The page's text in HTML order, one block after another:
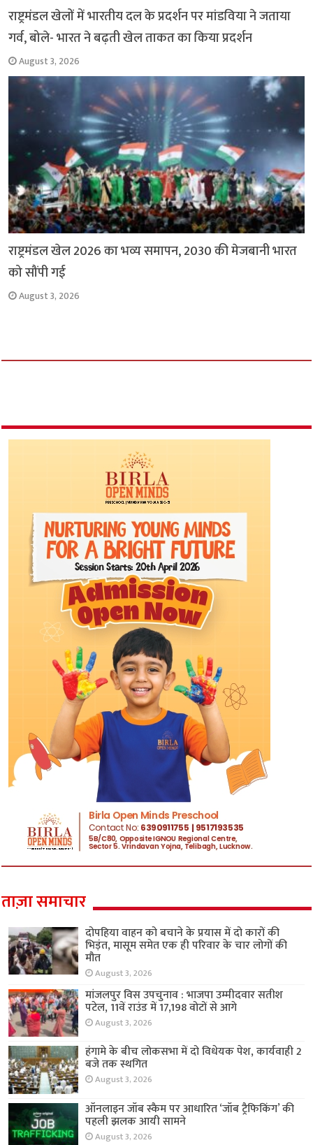
राष्ट्रमंडल खेलों में भारतीय दल के प्रदर्शन पर मांडविया ने जताया
गर्व, बोले- भारत ने बढ़ती खेल ताकत का किया प्रदर्शन
August 3, 2026
राष्ट्रमंडल खेल 2026 का भव्य समापन, 2030 की मेजबानी भारत
को सौंपी गई
August 3, 2026
ताज़ा समाचार
दोपहिया वाहन को बचाने के प्रयास में दो कारों की
भिड़ंत, मासूम समेत एक ही परिवार के चार लोगों की
मौत
August 3, 2026
मांजलपुर विस उपचुनाव : भाजपा उम्मीदवार सतीश
पटेल, 11वें राउंड में 17,198 वोटों से आगे
August 3, 2026
हंगामे के बीच लोकसभा में दो विधेयक पेश, कार्यवाही 2
बजे तक स्थगित
August 3, 2026
ऑनलाइन जॉब स्कैम पर आधारित ‘जॉब ट्रैफिकिंग’ की
पहली झलक आयी सामने
August 3, 2026